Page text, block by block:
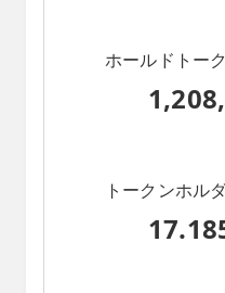
ホールドトー
トークンホル